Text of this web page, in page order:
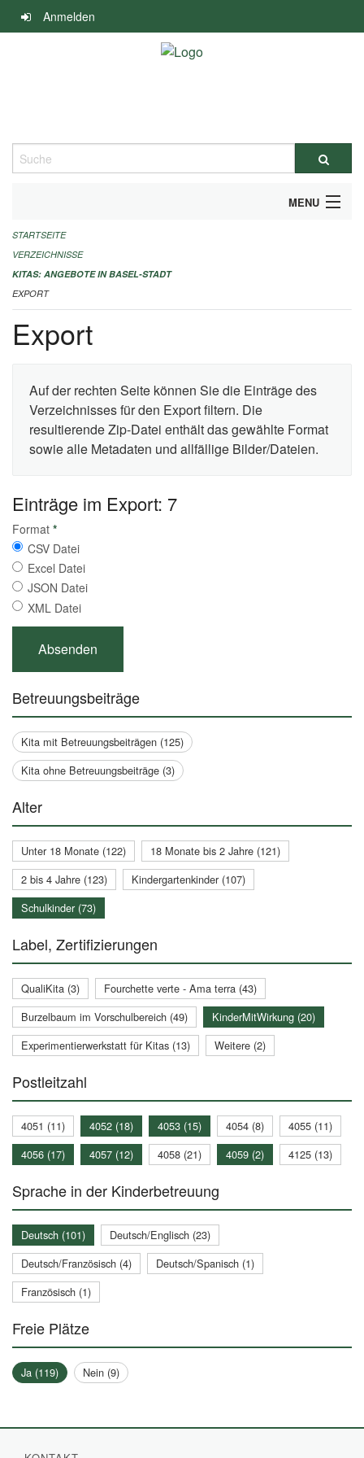
Navigation
überspringen
Anmelden
Suche
MENU
ALLGEMEINE INFORMATIONEN
IMPRESSUM
STARTSEITE
VERZEICHNISSE
KITAS: ANGEBOTE IN BASEL-STADT
EXPORT
Export
Auf der rechten Seite können Sie die Einträge des
Verzeichnisses für den Export filtern. Die
resultierende Zip-Datei enthält das gewählte Format
sowie alle Metadaten und allfällige Bilder/Dateien.
Einträge im Export: 7
Format *
CSV Datei
Excel Datei
JSON Datei
XML Datei
Betreuungsbeiträge
Kita mit Betreuungsbeiträgen (125)
Kita ohne Betreuungsbeiträge (3)
Alter
Unter 18 Monate (122)
18 Monate bis 2 Jahre (121)
2 bis 4 Jahre (123)
Kindergartenkinder (107)
Schulkinder (73)
Label, Zertifizierungen
QualiKita (3)
Fourchette verte - Ama terra (43)
Burzelbaum im Vorschulbereich (49)
KinderMitWirkung (20)
Experimentierwerkstatt für Kitas (13)
Weitere (2)
Postleitzahl
4051 (11) 4052 (18) 4053 (15) 4054 (8)
4055 (11)
4056 (17)
4057 (12) 4058 (21) 4059 (2) 4125 (13)
Sprache in der Kinderbetreuung
Deutsch (101)
Deutsch/Englisch (23)
Deutsch/Französisch (4)
Deutsch/Spanisch (1)
Französisch (1)
Freie Plätze
Ja (119) Nein (9)